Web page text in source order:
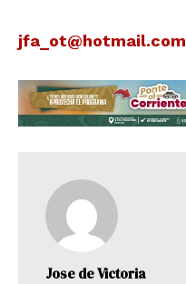
jfa_ot@hotmail.com
Jose de Victoria